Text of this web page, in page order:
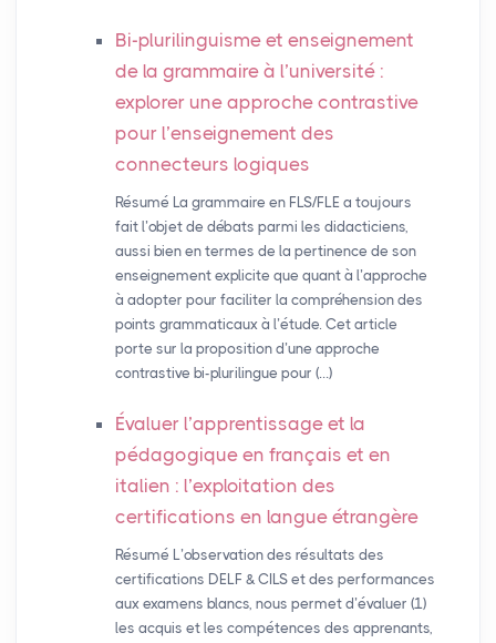
Bi-plurilinguisme et enseignement
de la grammaire à l’université :
explorer une approche contrastive
pour l’enseignement des
connecteurs logiques
Résumé La grammaire en FLS/FLE a toujours
fait l’objet de débats parmi les didacticiens,
aussi bien en termes de la pertinence de son
enseignement explicite que quant à l’approche
à adopter pour faciliter la compréhension des
points grammaticaux à l’étude. Cet article
porte sur la proposition d’une approche
contrastive bi-plurilingue pour (…)
Évaluer l’apprentissage et la
pédagogique en français et en
italien : l’exploitation des
certifications en langue étrangère
Résumé L’observation des résultats des
certifications DELF & CILS et des performances
aux examens blancs, nous permet d’évaluer (1)
les acquis et les compétences des apprenants,